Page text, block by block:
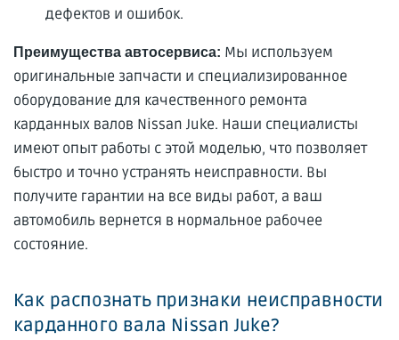
дефектов и ошибок.
Преимущества автосервиса: Мы используем
оригинальные запчасти и специализированное
оборудование для качественного ремонта
карданных валов Nissan Juke. Наши специалисты
имеют опыт работы с этой моделью, что позволяет
быстро и точно устранять неисправности. Вы
получите гарантии на все виды работ, а ваш
автомобиль вернется в нормальное рабочее
состояние.
Как распознать признаки неисправности
карданного вала Nissan Juke?